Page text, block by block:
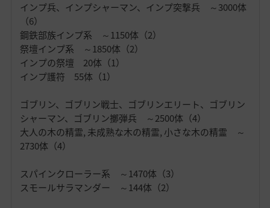
インプ兵、インプシャーマン、インプ突撃兵 ～3000体
（6）
鋼鉄部族インプ系 ～1150体（2）
祭壇インプ系 ～1850体（2）
インプの祭壇 20体（1）
インプ護符 55体（1）
ゴブリン、ゴブリン戦士、ゴブリンエリート、ゴブリン
シャーマン、ゴブリン擲弾兵 ～2500体（4）
大人の木の精霊, 未成熟な木の精霊, 小さな木の精霊 ～
2730体（4）
スパインクローラー系 ～1470体（3）
スモールサラマンダー ～144体（2）